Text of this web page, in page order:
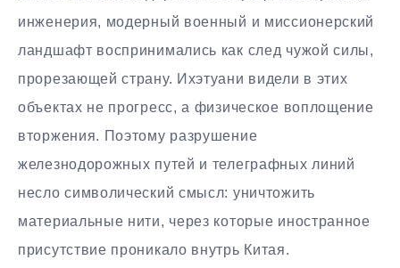
инженерия, модерный военный и миссионерский
ландшафт воспринимались как след чужой силы,
прорезающей страну. Ихэтуани видели в этих
объектах не прогресс, а физическое воплощение
вторжения. Поэтому разрушение
железнодорожных путей и телеграфных линий
несло символический смысл: уничтожить
материальные нити, через которые иностранное
присутствие проникало внутрь Китая.